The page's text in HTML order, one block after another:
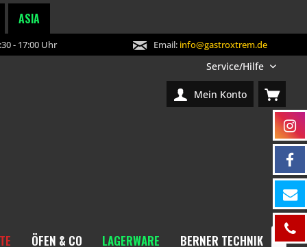
ASIA
- 17:00 Uhr Email: info@gastroxtrem.de
Service/Hilfe
Mein Konto
ÖFEN & CO LAGERWARE BERNER TECHNIK